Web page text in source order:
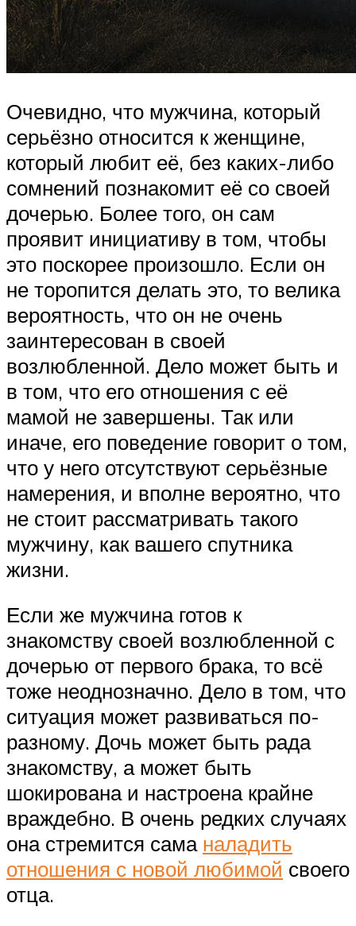
Очевидно, что мужчина, который
серьёзно относится к женщине,
который любит её, без каких-либо
сомнений познакомит её со своей
дочерью. Более того, он сам
проявит инициативу в том, чтобы
это поскорее произошло. Если он
не торопится делать это, то велика
вероятность, что он не очень
заинтересован в своей
возлюбленной. Дело может быть и
в том, что его отношения с её
мамой не завершены. Так или
иначе, его поведение говорит о том,
что у него отсутствуют серьёзные
намерения, и вполне вероятно, что
не стоит рассматривать такого
мужчину, как вашего спутника
жизни.
Если же мужчина готов к
знакомству своей возлюбленной с
дочерью от первого брака, то всё
тоже неоднозначно. Дело в том, что
ситуация может развиваться по-
разному. Дочь может быть рада
знакомству, а может быть
шокирована и настроена крайне
враждебно. В очень редких случаях
она стремится сама наладить
отношения с новой любимой своего
отца.